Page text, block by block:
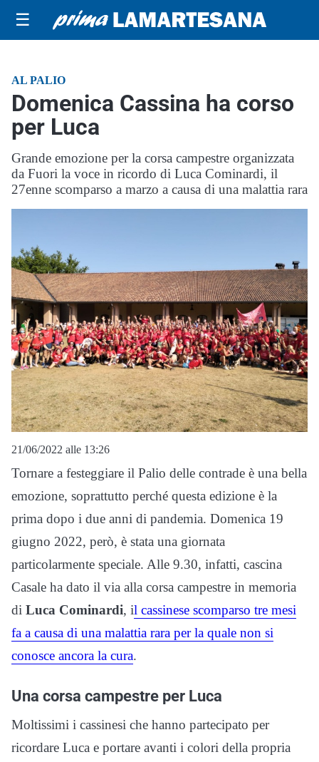
☰
AL PALIO
Domenica Cassina ha corso
per Luca
Grande emozione per la corsa campestre organizzata
da Fuori la voce in ricordo di Luca Cominardi, il
27enne scomparso a marzo a causa di una malattia rara
21/06/2022 alle 13:26
Tornare a festeggiare il Palio delle contrade è una bella
emozione, soprattutto perché questa edizione è la
prima dopo i due anni di pandemia. Domenica 19
giugno 2022, però, è stata una giornata
particolarmente speciale. Alle 9.30, infatti, cascina
Casale ha dato il via alla corsa campestre in memoria
di Luca Cominardi, il cassinese scomparso tre mesi
fa a causa di una malattia rara per la quale non si
conosce ancora la cura.
Una corsa campestre per Luca
Moltissimi i cassinesi che hanno partecipato per
ricordare Luca e portare avanti i colori della propria